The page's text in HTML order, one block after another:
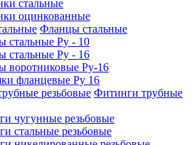
стальные
оцинкованные
Фланцы стальные
стальные Ру - 10
стальные Ру - 16
воротниковые Ру-16
фланцевые Ру 16
Фитинги трубные
чугунные резьбовые
стальные резьбовые